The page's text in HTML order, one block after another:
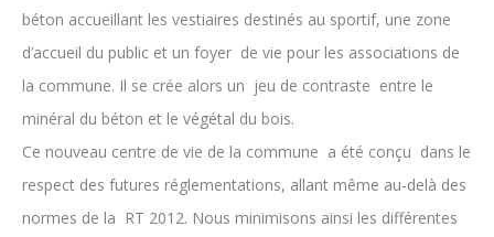
béton accueillant les vestiaires destinés au sportif, une zone
d’accueil du public et un foyer de vie pour les associations de
la commune. Il se crée alors un jeu de contraste entre le
minéral du béton et le végétal du bois.
Ce nouveau centre de vie de la commune a été conçu dans le
respect des futures réglementations, allant même au-delà des
normes de la RT 2012. Nous minimisons ainsi les différentes